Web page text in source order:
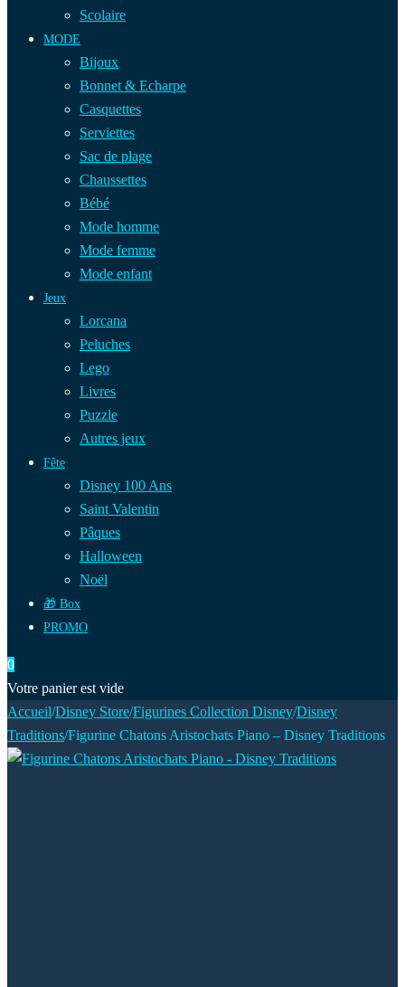
Scolaire
MODE
Bijoux
Bonnet & Echarpe
Casquettes
Serviettes
Sac de plage
Chaussettes
Bébé
Mode homme
Mode femme
Mode enfant
Jeux
Lorcana
Peluches
Lego
Livres
Puzzle
Autres jeux
Fête
Disney 100 Ans
Saint Valentin
Pâques
Halloween
Noël
🎁 Box
PROMO
0
Votre panier est vide
Accueil/Disney Store/Figurines Collection Disney/Disney
Traditions/Figurine Chatons Aristochats Piano – Disney Traditions